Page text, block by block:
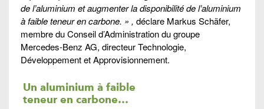
de l’aluminium et augmenter la disponibilité de l’aluminium
à faible teneur en carbone. » , déclare Markus Schäfer,
membre du Conseil d’Administration du groupe
Mercedes-Benz AG, directeur Technologie,
Développement et Approvisionnement.
Un aluminium à faible
teneur en carbone…